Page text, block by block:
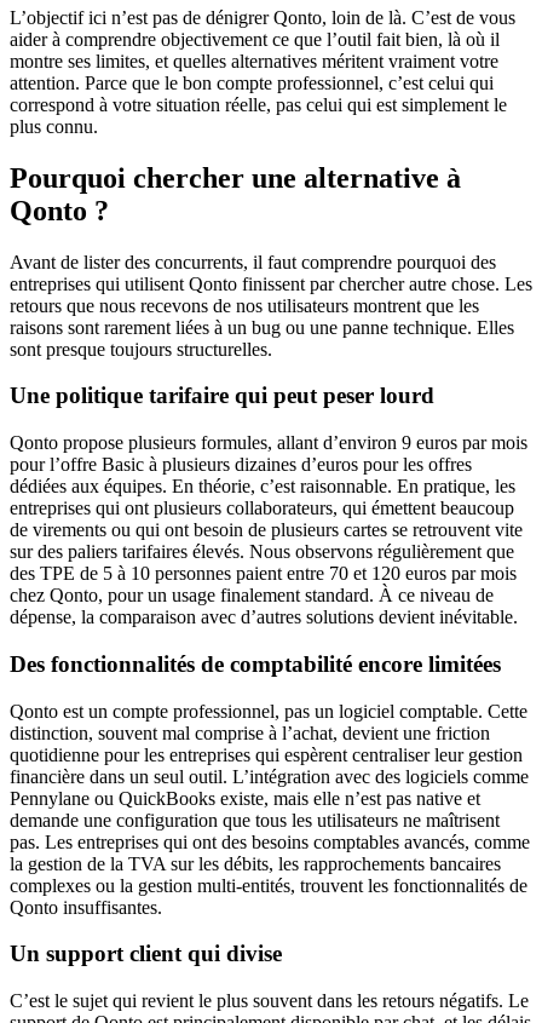
L’objectif ici n’est pas de dénigrer Qonto, loin de là. C’est de vous
aider à comprendre objectivement ce que l’outil fait bien, là où il
montre ses limites, et quelles alternatives méritent vraiment votre
attention. Parce que le bon compte professionnel, c’est celui qui
correspond à votre situation réelle, pas celui qui est simplement le
plus connu.
Pourquoi chercher une alternative à
Qonto ?
Avant de lister des concurrents, il faut comprendre pourquoi des
entreprises qui utilisent Qonto finissent par chercher autre chose. Les
retours que nous recevons de nos utilisateurs montrent que les
raisons sont rarement liées à un bug ou une panne technique. Elles
sont presque toujours structurelles.
Une politique tarifaire qui peut peser lourd
Qonto propose plusieurs formules, allant d’environ 9 euros par mois
pour l’offre Basic à plusieurs dizaines d’euros pour les offres
dédiées aux équipes. En théorie, c’est raisonnable. En pratique, les
entreprises qui ont plusieurs collaborateurs, qui émettent beaucoup
de virements ou qui ont besoin de plusieurs cartes se retrouvent vite
sur des paliers tarifaires élevés. Nous observons régulièrement que
des TPE de 5 à 10 personnes paient entre 70 et 120 euros par mois
chez Qonto, pour un usage finalement standard. À ce niveau de
dépense, la comparaison avec d’autres solutions devient inévitable.
Des fonctionnalités de comptabilité encore limitées
Qonto est un compte professionnel, pas un logiciel comptable. Cette
distinction, souvent mal comprise à l’achat, devient une friction
quotidienne pour les entreprises qui espèrent centraliser leur gestion
financière dans un seul outil. L’intégration avec des logiciels comme
Pennylane ou QuickBooks existe, mais elle n’est pas native et
demande une configuration que tous les utilisateurs ne maîtrisent
pas. Les entreprises qui ont des besoins comptables avancés, comme
la gestion de la TVA sur les débits, les rapprochements bancaires
complexes ou la gestion multi-entités, trouvent les fonctionnalités de
Qonto insuffisantes.
Un support client qui divise
C’est le sujet qui revient le plus souvent dans les retours négatifs. Le